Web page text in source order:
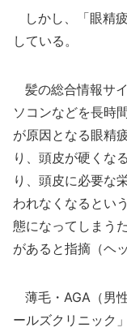
しかし、「眼精
している。
髪の総合情報サ
ソコンなどを長時
が原因となる眼精
り、頭皮が硬くな
り、頭皮に必要な
われなくなるとい
態になってしまう
があると指摘（ヘ
薄毛・AGA（男
ールズクリニック